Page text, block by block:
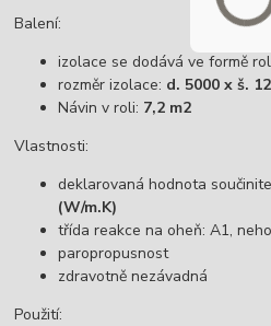
Balení:
izolace se dodává ve formě
rozměr izolace: d. 5000 x š.
Návin v roli: 7,2 m2
Vlastnosti:
deklarovaná hodnota
(W/m.K)
třída reakce na oheň: A1,
paropropusnost
zdravotně nezávadná
Použití: